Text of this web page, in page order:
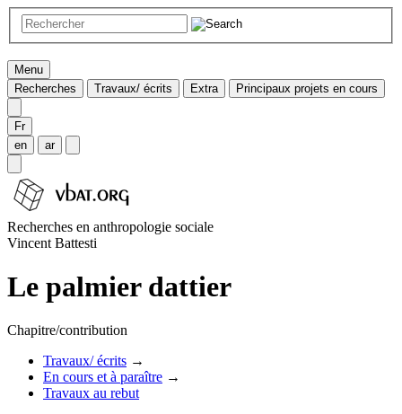
Menu
Recherches
Travaux/ écrits Extra Principaux projets en cours
Fr
en
ar
Recherches en anthropologie sociale
Vincent Battesti
Le palmier dattier
Chapitre/contribution
Travaux/ écrits →
En cours et à paraître →
Travaux au rebut